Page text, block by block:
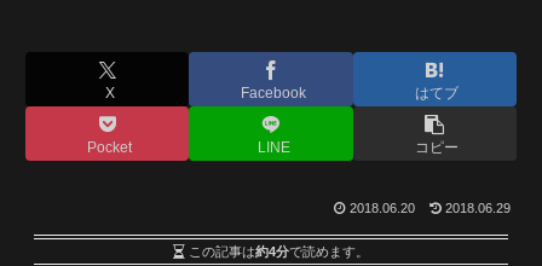
X Facebook はてブ
Pocket LINE コピー
2018.06.20 2018.06.29
この記事は約4分で読めます。